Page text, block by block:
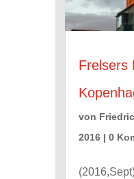
Frelsers
von
2016| 0